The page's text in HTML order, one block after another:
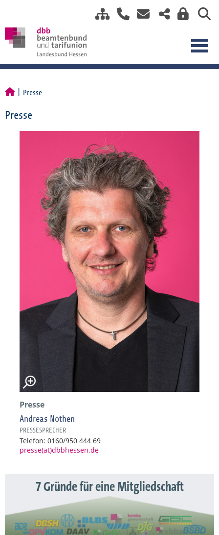
Presse
Presse
Presse
Andreas Nöthen
PRESSESPRECHER
Telefon: 0160/950 444 69
presse(at)dbbhessen.de
7 Gründe für eine Mitgliedschaft